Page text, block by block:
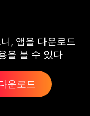
, 앱을 다운로드
을 볼 수 있다
운로드